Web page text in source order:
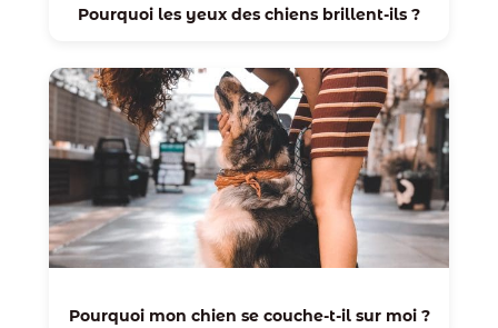
Pourquoi les yeux des chiens brillent-ils ?
Pourquoi mon chien se couche-t-il sur moi ?